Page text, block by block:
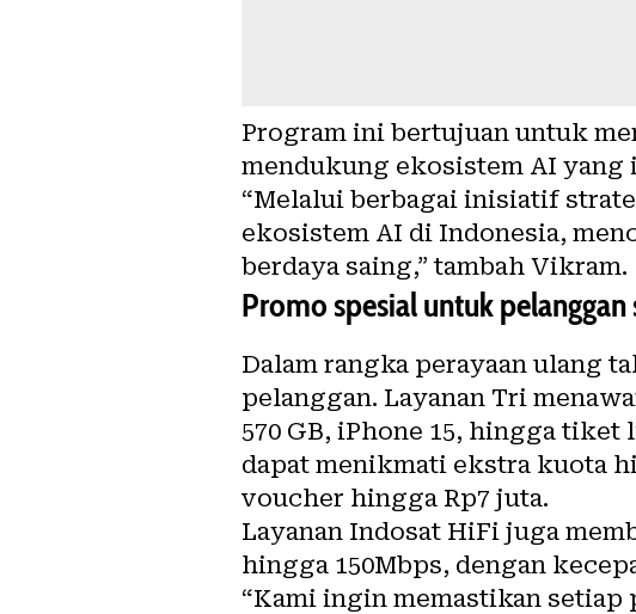
Program ini bertujuan untuk
mendukung ekosistem AI
“Melalui berbagai inisiatif
ekosistem AI di Indonesia,
berdaya saing,” tambah Vikram.
Promo spesial untuk pelanggan
Dalam rangka perayaan ulang
pelanggan. Layanan Tri
570 GB, iPhone 15, hingga tiket
dapat menikmati ekstra kuota
voucher hingga Rp7 juta.
Layanan Indosat HiFi juga
hingga 150Mbps, dengan
“Kami ingin memastikan